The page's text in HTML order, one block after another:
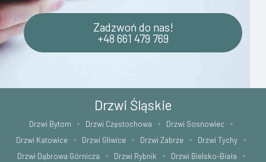
Zadzwoń do nas!
+48 661 479 769
Drzwi Śląskie
Drzwi Bytom Drzwi Częstochowa
Drzwi Sosnowiec
Drzwi Katowice
Drzwi Gliwice Drzwi Zabrze
Drzwi Tychy
Drzwi Dąbrowa Górnicza
Drzwi Rybnik
Drzwi Bielsko-Biała